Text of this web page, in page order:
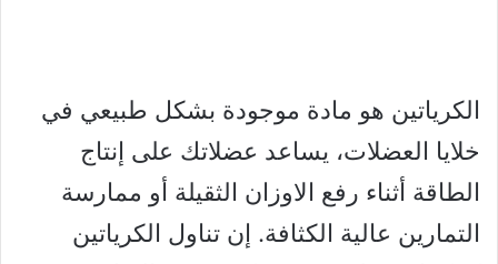
الكرياتين هو مادة موجودة بشكل طبيعي في
خلايا العضلات، يساعد عضلاتك على إنتاج
الطاقة أثناء رفع الاوزان الثقيلة أو ممارسة
التمارين عالية الكثافة. إن تناول الكرياتين